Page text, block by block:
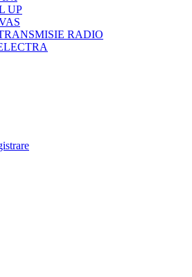
UP
RADIO